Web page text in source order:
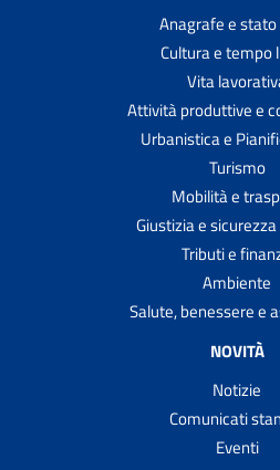
Anagrafe e stato
Cultura e tempo
Vita
Attività produttive e
Urbanistica e
Turismo
Mobilità e
Giustizia e
Tributi e
Ambiente
Salute, benessere e
NOVITÀ
Notizie
Comunicati
Eventi